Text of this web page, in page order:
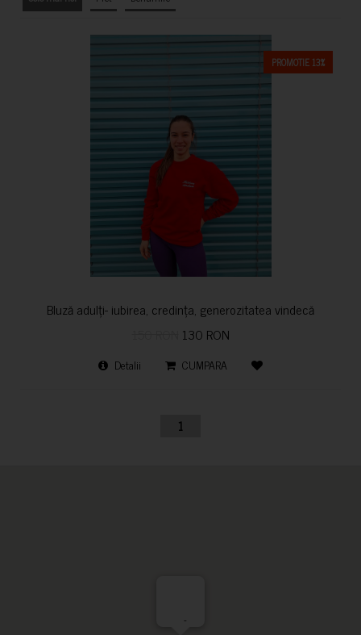
PROMOTIE 13%
Bluză adulți- iubirea, credința, generozitatea vindecă
130 RON
Detalii CUMPARA
1
-